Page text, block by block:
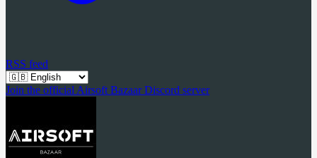
RSS feed
Join the official Airsoft Bazaar Discord server